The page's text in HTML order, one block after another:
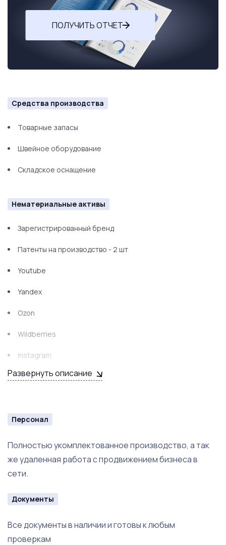
ПОЛУЧИТЬ ОТЧЕТ
Средства производства
Товарные запасы
Швейное оборудование
Складское оснащение
Нематериальные активы
Зарегистрированный бренд
Патенты на производство - 2 шт
Youtube
Yandex
Ozon
Wildberries
Instagram
Vk
Развернуть описание
Персонал
Полностью укомплектованное производство, а так
же удаленная работа с продвижением бизнеса в
сети.
Документы
Все документы в наличии и готовы к любым
проверкам